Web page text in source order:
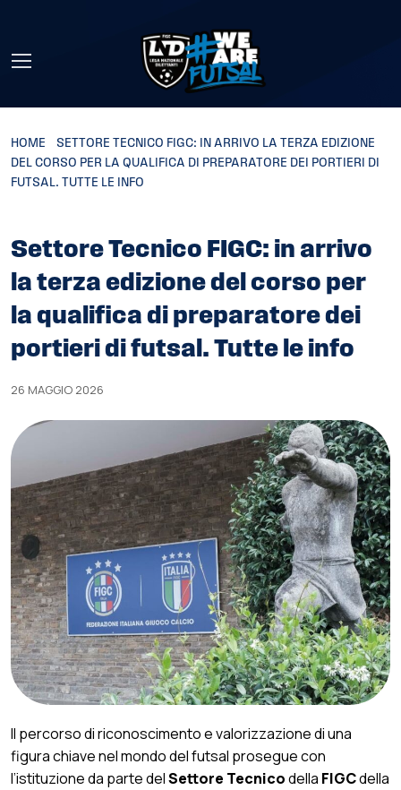
HOME
SETTORE TECNICO FIGC: IN ARRIVO LA TERZA EDIZIONE
DEL CORSO PER LA QUALIFICA DI PREPARATORE DEI PORTIERI DI
FUTSAL. TUTTE LE INFO
Settore Tecnico FIGC: in arrivo
la terza edizione del corso per
la qualifica di preparatore dei
portieri di futsal. Tutte le info
26 MAGGIO 2026
Il percorso di riconoscimento e valorizzazione di una
figura chiave nel mondo del futsal prosegue con
l’istituzione da parte delSettore Tecnicodella FIGCdella